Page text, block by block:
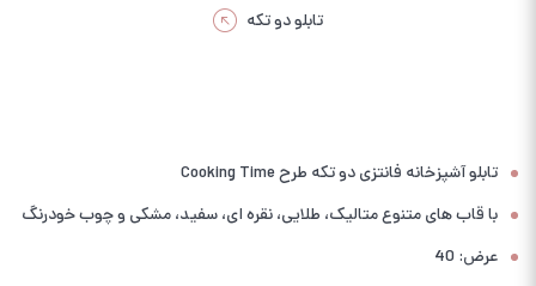
تابلو دو تکه
تابلو آشپزخانه فانتزی دو تکه طرح Cooking Time
با قاب های متنوع متالیک، طلایی، نقره ای، سفید، مشکی و چوب خودرنگ
عرض: 40